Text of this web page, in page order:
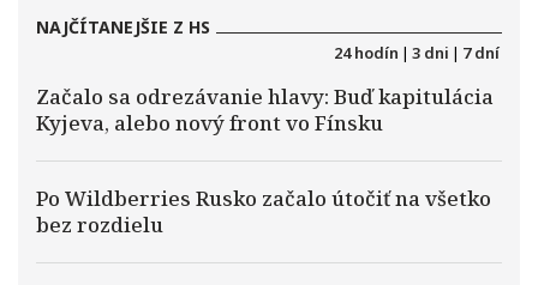
NAJČÍTANEJŠIE Z HS
24 hodín | 3 dni | 7 dní
Začalo sa odrezávanie hlavy: Buď kapitulácia
Kyjeva, alebo nový front vo Fínsku
Po Wildberries Rusko začalo útočiť na všetko
bez rozdielu